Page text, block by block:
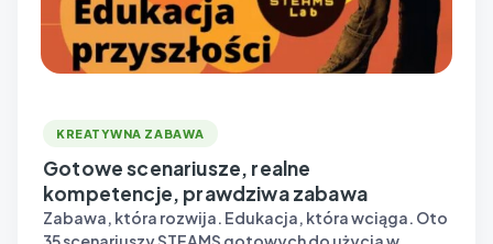
KREATYWNA ZABAWA
Gotowe scenariusze, realne
kompetencje, prawdziwa zabawa
Zabawa, która rozwija. Edukacja, która wciąga. Oto